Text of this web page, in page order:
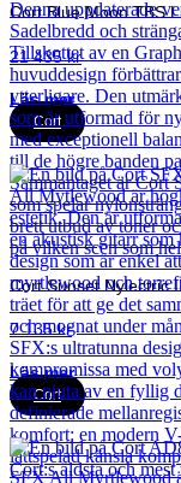
Cort Blue Moon TBS
21 435kr
Läs mer
Cort
Cort Sunset Nylectric
7 135kr
Läs mer
Cort